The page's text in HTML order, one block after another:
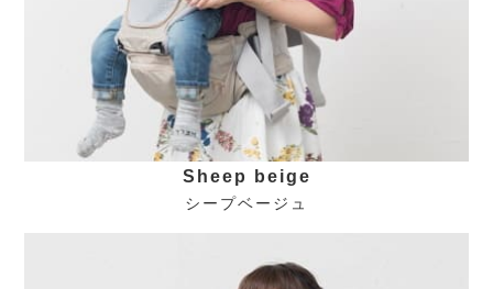
Sheep beige
シープベージュ